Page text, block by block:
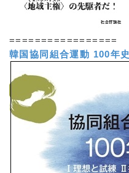
=================
韓国協同組合運動 100年史